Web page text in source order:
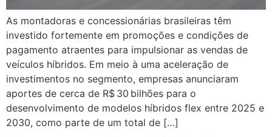
As montadoras e concessionárias brasileiras têm
investido fortemente em promoções e condições de
pagamento atraentes para impulsionar as vendas de
veículos híbridos. Em meio à uma aceleração de
investimentos no segmento, empresas anunciaram
aportes de cerca de R$ 30 bilhões para o
desenvolvimento de modelos híbridos flex entre 2025 e
2030, como parte de um total de […]